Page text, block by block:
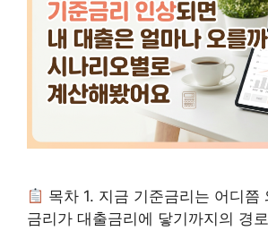
목차 1. 지금 기준금리는 어디쯤
금리가 대출금리에 닿기까지의 경